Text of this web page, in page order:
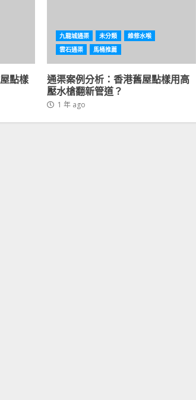
點樣
九龍城通渠 未分類
維修水喉
雲石通渠
馬桶推薦
通渠案例分析：香港舊屋點樣用高
壓水槍翻新管道？
1 年 ago